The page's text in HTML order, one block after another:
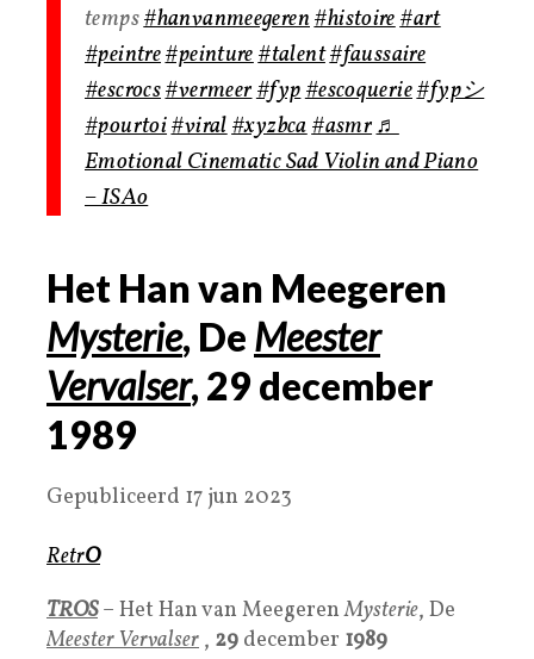
temps#hanvanmeegeren#histoire#art
#peintre#peinture#talent#faussaire
#escrocs#vermeer#fyp#escoquerie#fypシ
#pourtoi#viral#xyzbca#asmr♬
Emotional Cinematic Sad Violin and Piano
– ISAo
Het Han van Meegeren
Mysterie, De Meester
Vervalser, 29 december
1989
Gepubliceerd 17 jun 2023
RetrO
TROS– Het Han van MeegerenMysterie, De
Meester Vervalser , 29 december 1989